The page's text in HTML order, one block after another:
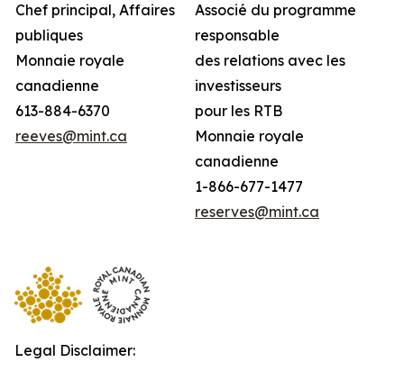
Chef principal, Affaires
publiques
Monnaie royale
canadienne
613-884-6370
reeves@mint.ca
Associé du programme
responsable
des relations avec les
investisseurs
pour les RTB
Monnaie royale
canadienne
1-866-677-1477
reserves@mint.ca
Legal Disclaimer: